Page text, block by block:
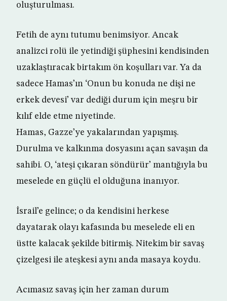
oluşturulması.
Fetih de aynı tutumu benimsiyor. Ancak
analizci rolü ile yetindiği şüphesini kendisinden
uzaklaştıracak birtakım ön koşulları var. Ya da
sadece Hamas’ın ‘Onun bu konuda ne dişi ne
erkek devesi’ var dediği durum için meşru bir
kılıf elde etme niyetinde.
Hamas, Gazze’ye yakalarından yapışmış.
Durulma ve kalkınma dosyasını açan savaşın da
sahibi. O, ‘ateşi çıkaran söndürür’ mantığıyla bu
meselede en güçlü el olduğuna inanıyor.
İsrail’e gelince; o da kendisini herkese
dayatarak olayı kafasında bu meselede eli en
üstte kalacak şekilde bitirmiş. Nitekim bir savaş
çizelgesi ile ateşkesi aynı anda masaya koydu.
Acımasız savaş için her zaman durum